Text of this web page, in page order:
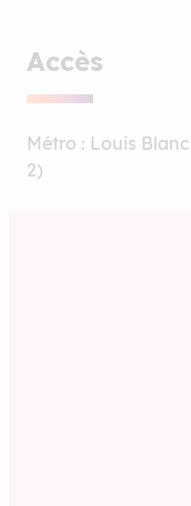
Accès
Métro : Louis
2)